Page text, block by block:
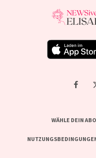
WÄHLE DEIN ABO